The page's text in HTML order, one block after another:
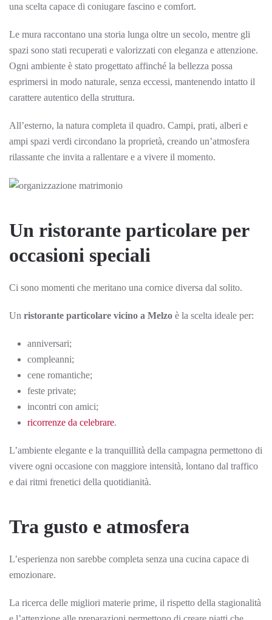
una scelta capace di coniugare fascino e comfort.
Le mura raccontano una storia lunga oltre un secolo, mentre gli
spazi sono stati recuperati e valorizzati con eleganza e attenzione.
Ogni ambiente è stato progettato affinché la bellezza possa
esprimersi in modo naturale, senza eccessi, mantenendo intatto il
carattere autentico della struttura.
All’esterno, la natura completa il quadro. Campi, prati, alberi e
ampi spazi verdi circondano la proprietà, creando un’atmosfera
rilassante che invita a rallentare e a vivere il momento.
Un ristorante particolare per
occasioni speciali
Ci sono momenti che meritano una cornice diversa dal solito.
Un ristorante particolare vicino a Melzo è la scelta ideale per:
anniversari;
compleanni;
cene romantiche;
feste private;
incontri con amici;
ricorrenze da celebrare.
L’ambiente elegante e la tranquillità della campagna permettono di
vivere ogni occasione con maggiore intensità, lontano dal traffico
e dai ritmi frenetici della quotidianità.
Tra gusto e atmosfera
L’esperienza non sarebbe completa senza una cucina capace di
emozionare.
La ricerca delle migliori materie prime, il rispetto della stagionalità